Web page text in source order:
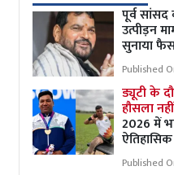
पूर्व
उत्पीड़न
सुनाया
Published
ड्यूटी के
हौसला
2026 में
Published